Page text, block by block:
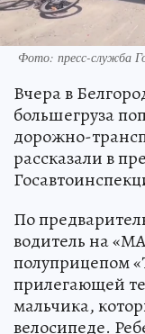
Фото: пресс-служба
Вчера в
большегруза
дорожно-
рассказали в
По
водитель на
полуприцепом
прилегающей
мальчика,
велосипеде.